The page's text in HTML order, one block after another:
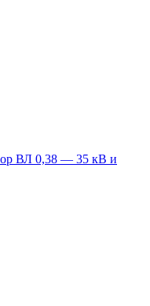
ВЛ 0,38 — 35 кВ и